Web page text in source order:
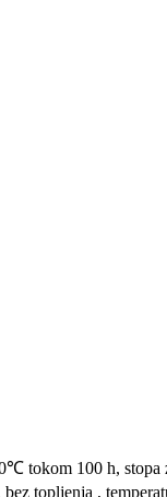
tokom 100 h, stopa
topljenja ,